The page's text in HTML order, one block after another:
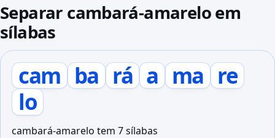
Separar cambará-amarelo em
sílabas
cam ba rá a ma re
lo
cambará-amarelo tem 7 sílabas